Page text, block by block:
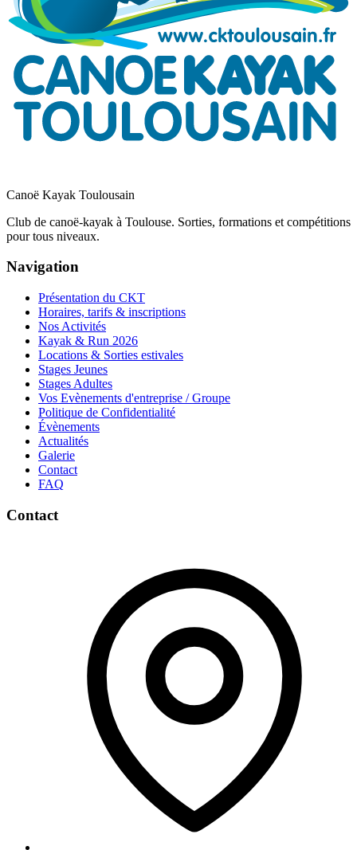
Canoë Kayak Toulousain
Club de canoë-kayak à Toulouse. Sorties, formations et compétitions
pour tous niveaux.
Navigation
Présentation du CKT
Horaires, tarifs & inscriptions
Nos Activités
Kayak & Run 2026
Locations & Sorties estivales
Stages Jeunes
Stages Adultes
Vos Evènements d'entreprise / Groupe
Politique de Confidentialité
Évènements
Actualités
Galerie
Contact
FAQ
Contact